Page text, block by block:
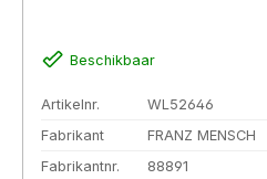
Beschikbaar
Artikelnr.
WL52646
Fabrikant
FRANZ MENSCH
Fabrikantnr.
88891